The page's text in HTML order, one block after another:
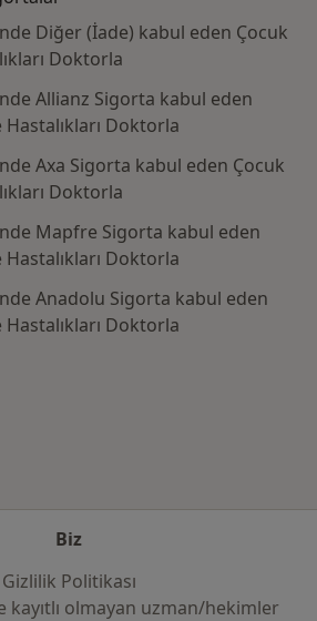
Diğer (İade) kabul eden Çocuk
Doktorla
Allianz Sigorta kabul eden
Hastalıkları Doktorla
Axa Sigorta kabul eden Çocuk
Doktorla
Mapfre Sigorta kabul eden
Hastalıkları Doktorla
Anadolu Sigorta kabul eden
Hastalıkları Doktorla
Biz
Gizlilik Politikası
olmayan uzman/hekimler